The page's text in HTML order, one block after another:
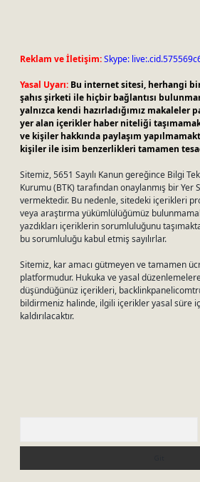
Reklam ve İletişim:Skype:
Yasal Uyarı: Bu internet sitesi, herhangi
şahıs şirketi ile hiçbir bağlantısı
yalnızca kendi hazırladığımız makaleler
yer alan içerikler haber niteliği
ve kişiler hakkında paylaşım
kişiler ile isim benzerlikleri tamamen
Sitemiz, 5651 Sayılı Kanun gereğince Bilgi
Kurumu (BTK) tarafından onaylanmış bir Yer
vermektedir. Bu nedenle, sitedeki içerikleri
veya araştırma yükümlülüğümüz
yazdıkları içeriklerin sorumluluğunu
bu sorumluluğu kabul etmiş sayılırlar.
Sitemiz, kar amacı gütmeyen ve tamamen
platformudur. Hukuka ve yasal
düşündüğünüz içerikleri,
bildirmeniz halinde, ilgili içerikler yasal süre
kaldırılacaktır.